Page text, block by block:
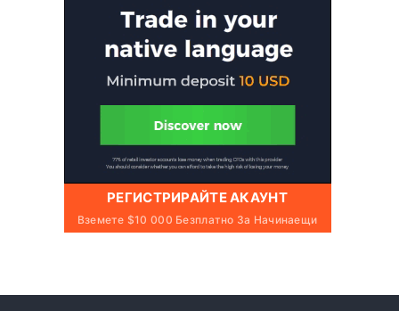
РЕГИСТРИРАЙТЕ АКАУНТ
Вземете $10 000 Безплатно За Начинаещи